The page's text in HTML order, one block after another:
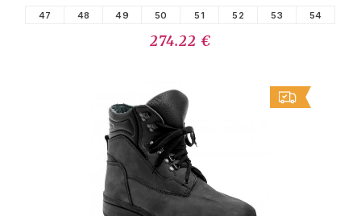
47 48 49 50 51 52 53 54
274.22 €